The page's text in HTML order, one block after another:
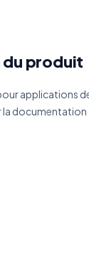
produit
applications
la documentation